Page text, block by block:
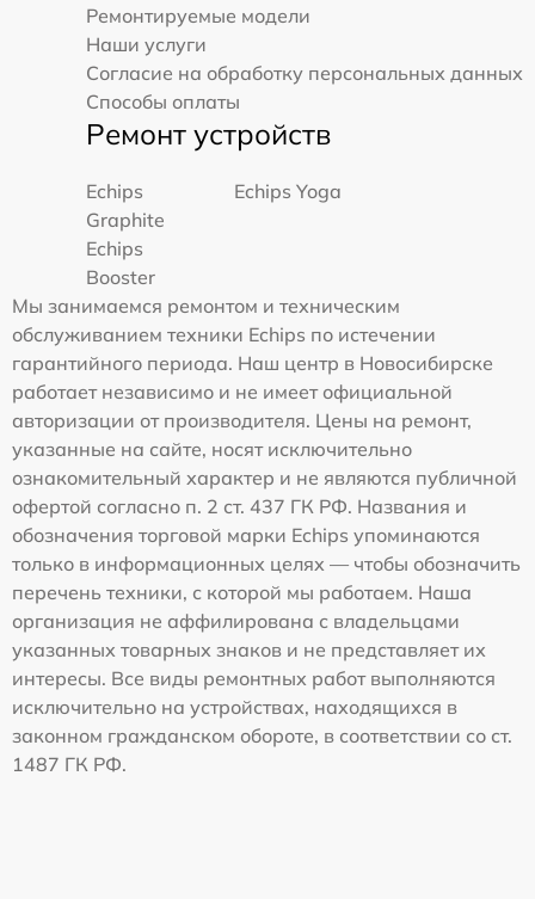
Ремонтируемые модели
Наши услуги
Согласие на обработку персональных данных
Способы оплаты
Ремонт устройств
Echips
Graphite
Echips Yoga
Echips
Booster
Мы занимаемся ремонтом и техническим
обслуживанием техники Echips по истечении
гарантийного периода. Наш центр в Новосибирске
работает независимо и не имеет официальной
авторизации от производителя. Цены на ремонт,
указанные на сайте, носят исключительно
ознакомительный характер и не являются публичной
офертой согласно п. 2 ст. 437 ГК РФ. Названия и
обозначения торговой марки Echips упоминаются
только в информационных целях — чтобы обозначить
перечень техники, с которой мы работаем. Наша
организация не аффилирована с владельцами
указанных товарных знаков и не представляет их
интересы. Все виды ремонтных работ выполняются
исключительно на устройствах, находящихся в
законном гражданском обороте, в соответствии со ст.
1487 ГК РФ.